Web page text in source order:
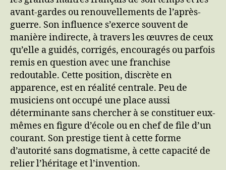
avant-gardes ou renouvellements de l’après-
guerre. Son influence s’exerce souvent de
manière indirecte, à travers les œuvres de ceux
qu’elle a guidés, corrigés, encouragés ou parfois
remis en question avec une franchise
redoutable. Cette position, discrète en
apparence, est en réalité centrale. Peu de
musiciens ont occupé une place aussi
déterminante sans chercher à se constituer eux-
mêmes en figure d’école ou en chef de file d’un
courant. Son prestige tient à cette forme
d’autorité sans dogmatisme, à cette capacité de
relier l’héritage et l’invention.